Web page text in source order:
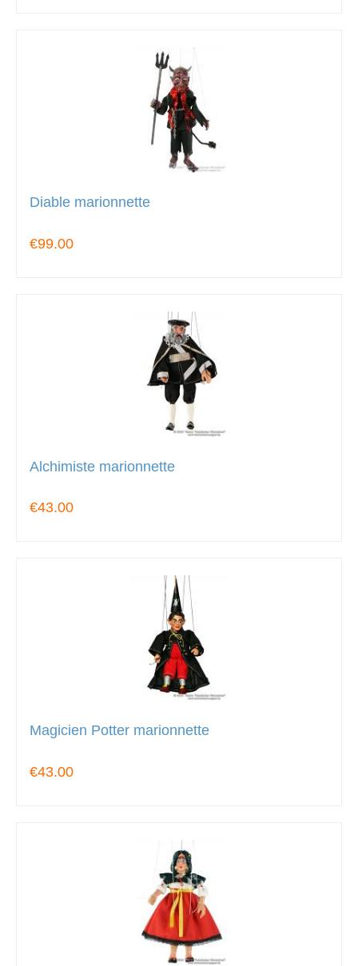
Diable marionnette
€99.00
Alchimiste marionnette
€43.00
Magicien Potter marionnette
€43.00